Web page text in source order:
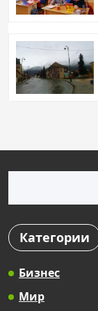
Категории
Бизнес
Мир